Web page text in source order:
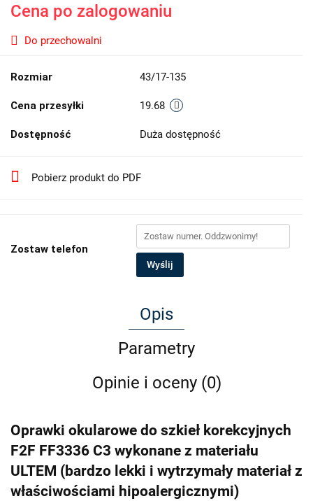
Cena po zalogowaniu
Do przechowalni
Rozmiar 43/17-135
Cena przesyłki 19.68
Dostępność Duża dostępność
Pobierz produkt do PDF
Zostaw telefon
Wyślij
Opis
Parametry
Opinie i oceny (0)
Oprawki okularowe do szkieł korekcyjnych
F2F FF3336 C3 wykonane z materiału
ULTEM (bardzo lekki i wytrzymały materiał z
właściwościami hipoalergicznymi)